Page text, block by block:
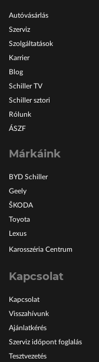
Autóvásárlás
Szerviz
Szolgáltatások
Karrier
Blog
Schiller TV
Schiller sztori
Rólunk
ÁSZF
Márkáink
BYD Schiller
Geely
ŠKODA
Toyota
Lexus
Karosszéria Centrum
Kapcsolat
Kapcsolat
Visszahívunk
Ajánlatkérés
Szerviz időpont foglalás
Tesztvezetés